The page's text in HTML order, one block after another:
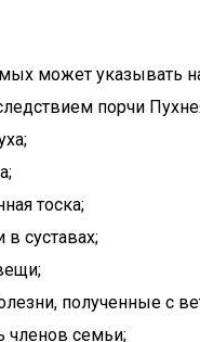
может указывать
порчи
тоска;
суставах;
полученные с
членов семьи;